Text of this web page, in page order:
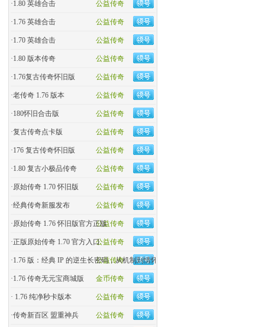
公益传奇
·1.80 英雄合击
公益传奇
·1.76 英雄合击
公益传奇
·1.70 英雄合击
公益传奇
·1.80 版本传奇
公益传奇
·1.76复古传奇怀旧版
公益传奇
·老传奇 1.76 版本
公益传奇
·180怀旧合击版
公益传奇
·复古传奇点卡版
公益传奇
·176 复古传奇怀旧版
公益传奇
·1.80 复古小极品传奇
公益传奇
·原始传奇 1.70 怀旧版
公益传奇
·经典传奇新服发布
公益传奇
·原始传奇 1.76 怀旧版官方正版
公益传奇
·正版原始传奇 1.70 官方入口
公益传奇
·1.76 版：经典 IP 的逆生长密码，从机制到情怀的全民�
金币传奇
·1.76 传奇无元宝商城版
公益传奇
· 1.76 纯净秒卡版本
公益传奇
·传奇新百区 盟重神兵